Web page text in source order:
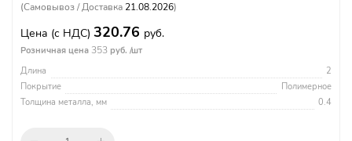
(Самовывоз / Доставка 21.08.2026)
Цена (с НДС) 320.76 руб.
Розничная цена 353 руб. /шт
Длина
2
Покрытие
Полимерное
Толщина металла, мм
0.4